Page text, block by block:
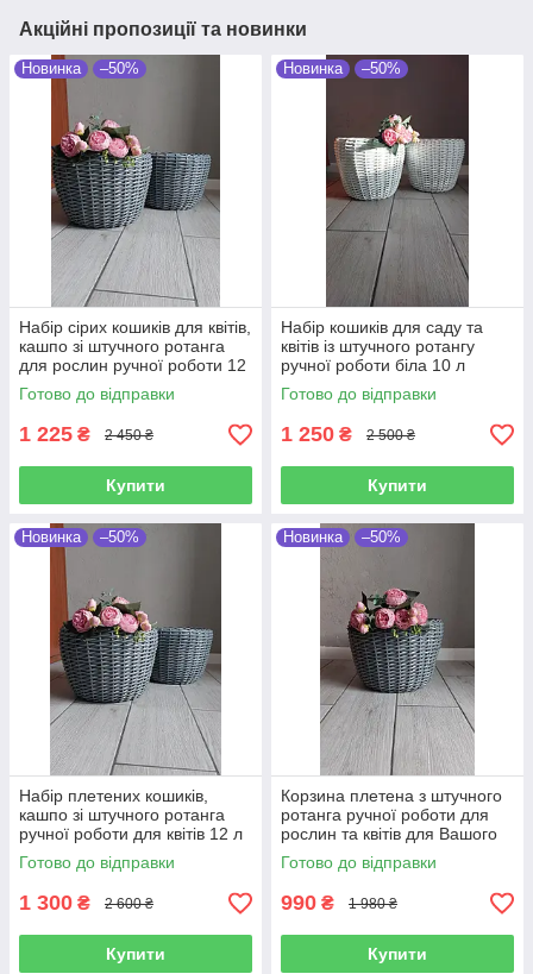
Акційні пропозиції та новинки
Новинка –50%
Набір сірих кошиків для квітів,
кашпо зі штучного ротанга
для рослин ручної роботи 12
л
Готово до відправки
1 225 ₴ 2 450 ₴
Купити
Новинка –50%
Набір кошиків для саду та
квітів із штучного ротангу
ручної роботи біла 10 л
Готово до відправки
1 250 ₴ 2 500 ₴
Купити
Новинка –50%
Набір плетених кошиків,
кашпо зі штучного ротанга
ручної роботи для квітів 12 л
Готово до відправки
1 300 ₴ 2 600 ₴
Купити
Новинка –50%
Корзина плетена з штучного
ротанга ручної роботи для
рослин та квітів для Вашого
саду 20 л
Готово до відправки
990 ₴ 1 980 ₴
Купити